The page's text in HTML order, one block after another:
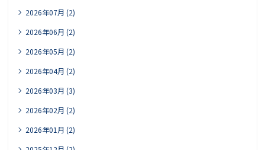
2026年07月 (2)
2026年06月 (2)
2026年05月 (2)
2026年04月 (2)
2026年03月 (3)
2026年02月 (2)
2026年01月 (2)